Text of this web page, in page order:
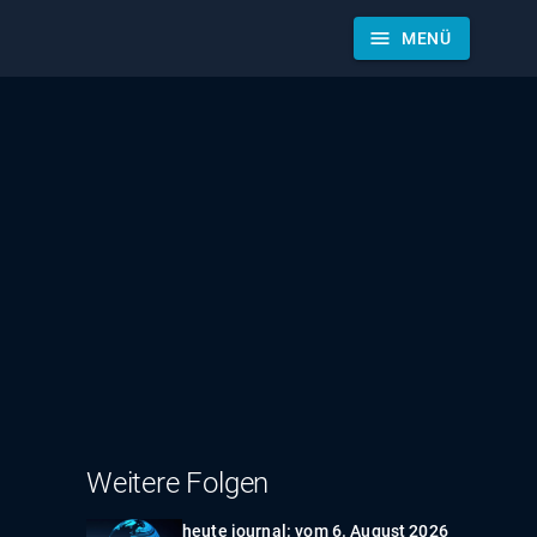
menu MENÜ
Weitere Folgen
heute journal: vom 6. August 2026